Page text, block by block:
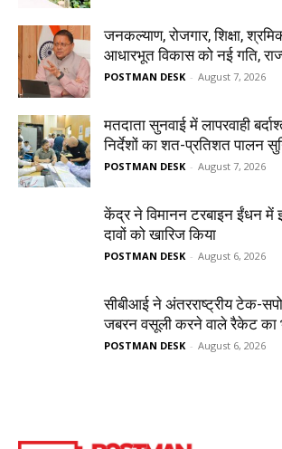
जनकल्याण, रोजगार, शिक्षा,
आधारभूत विकास को नई गति,
POSTMAN DESK - August 7, 2026
मतदाता सुनवाई में लापरवाही
निर्देशों का शत-प्रतिशत पालन
POSTMAN DESK - August 7, 2026
केंद्र ने विमानन टरबाइन ईंधन में
दावों को खारिज किया
POSTMAN DESK - August 6, 2026
सीबीआई ने अंतरराष्ट्रीय टेक-
जबरन वसूली करने वाले रैकेट का
POSTMAN DESK - August 6, 2026